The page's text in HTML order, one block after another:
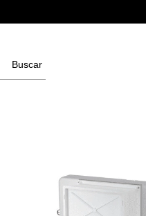
Buscar